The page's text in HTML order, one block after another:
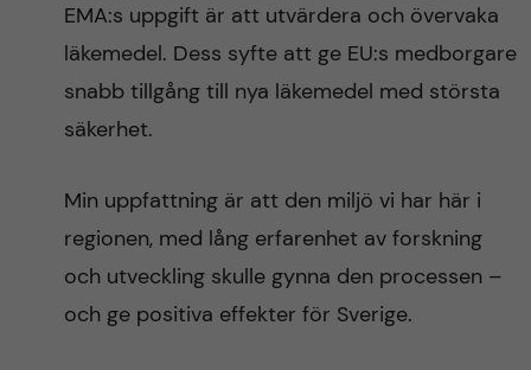
EMA:s uppgift är att utvärdera och övervaka
läkemedel. Dess syfte att ge EU:s medborgare
snabb tillgång till nya läkemedel med största
säkerhet.
Min uppfattning är att den miljö vi har här i
regionen, med lång erfarenhet av forskning
och utveckling skulle gynna den processen –
och ge positiva effekter för Sverige.